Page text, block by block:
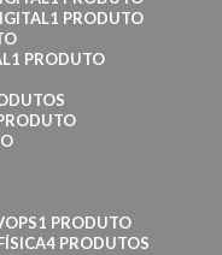
1 PRODUTO
1 PRODUTO
1 PRODUTO
4 PRODUTOS